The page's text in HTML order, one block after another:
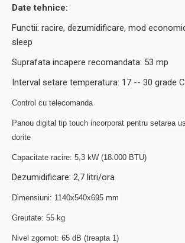
Date tehnice:
Functii: racire, dezumidificare, mod
sleep
Suprafata incapere recomandata: 53 mp
Interval setare temperatura: 17 -- 30 grade C
Control cu telecomanda
​Panou digital tip touch incorporat pentru setarea
dorite
Capacitate racire: 5,3 kW (18.000 BTU)
Dezumidificare: 2,7 litri/ora
​Dimensiuni: 1140x540x695 mm
​Greutate: 55 kg
​Nivel zgomot: 65 dB (treapta 1)